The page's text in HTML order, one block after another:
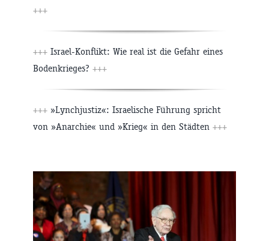
+++
+++ Israel-Konflikt: Wie real ist die Gefahr eines
Bodenkrieges? +++
+++ »Lynchjustiz«: Israelische Führung spricht
von »Anarchie« und »Krieg« in den Städten +++